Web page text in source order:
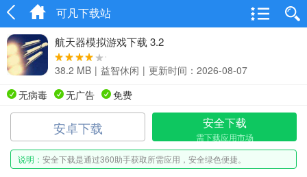
可凡下载站
航天器模拟游戏下载 3.2
38.2 MB | 益智休闲 | 更新时间：2026-08-07
无病毒
无广告 免费
安卓下载 安全下载
需下载应用市场
说明： 安全下载是通过360助手获取所需应用，安全绿色便捷。